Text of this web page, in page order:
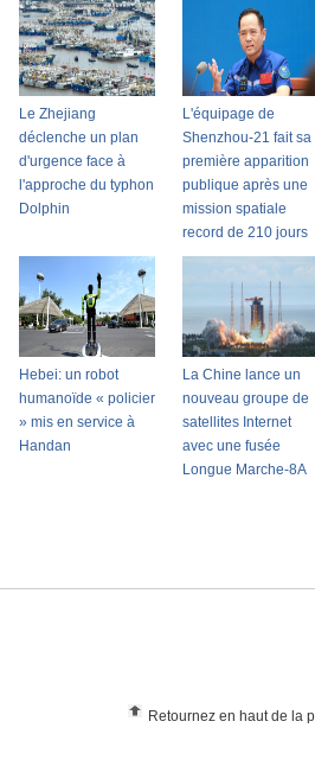
Retournez en haut de la